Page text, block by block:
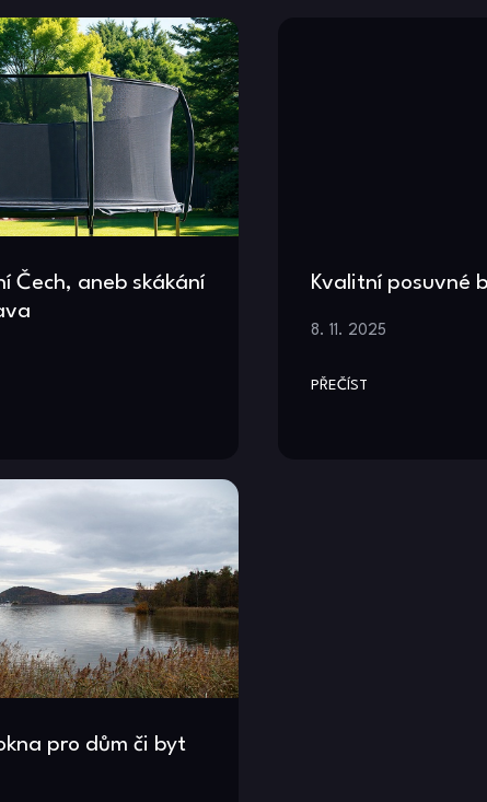
Čech, aneb skákání
Kvalitní posuvné
8. 11. 2025
PŘEČÍST
pro dům či byt